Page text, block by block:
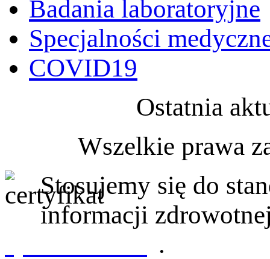
Badania laboratoryjne
Specjalności
COVID19
Ostatnia
Wszelkie prawa
Stosujemy się do
informacji
.